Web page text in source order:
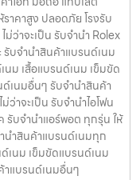
าคาสูง ปลอดภัย โรงรับ
ว่าจะเป็น รับจำนำ Rolex
บจำนำสินค้าแบรนด์เนม
นม เสื้อแบรนด์เนม เข็มขัด
เนมอื่นๆ รับจำนำสินค้า
าจะเป็น รับจำนำไอโฟน
รับจำนำแอร์พอต ทุกรุ่น ให้
นำสินค้าแบรนด์เนมทุก
เนม เข็มขัดแบรนด์เนม
าแบรนด์เนมอื่นๆ